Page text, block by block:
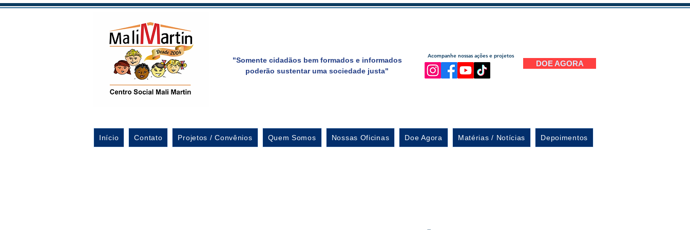
"Somente cidadãos bem formados e informados
poderão sustentar uma sociedade justa"
Acompanhe nossas ações e projetos
DOE AGORA
Início Contato Projetos / Convênios Quem Somos Nossas Oficinas Doe Agora Matérias / Notícias Depoimentos